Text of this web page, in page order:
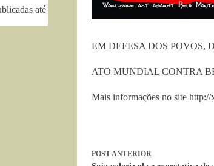
EM DEFESA DOS POVOS,
ATO MUNDIAL CONTRA
Mais informações no site
POSTANTERIOR
até